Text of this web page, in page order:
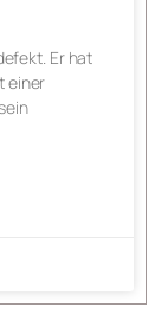
Er hat
einer